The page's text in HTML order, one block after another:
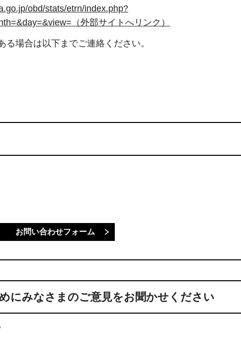
obd/stats/etrn/index.php?
（外部サイトへリンク）
場合は以下までご連絡ください。
にみなさまのご意見をお聞かせください